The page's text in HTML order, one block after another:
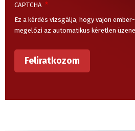
CAPTCHA
Ez a kérdés vizsgálja, hogy vajon
megelőzi az automatikus kéretlen